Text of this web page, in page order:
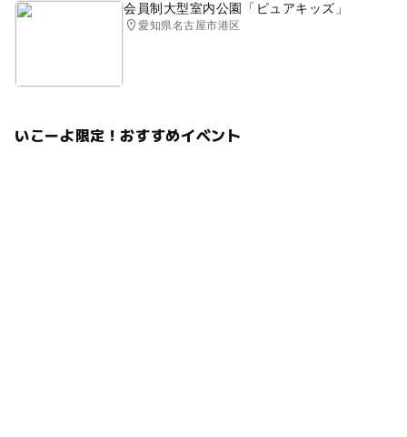
会員制大型室内公園「ピュアキッズ」
愛知県名古屋市港区
いこーよ限定！おすすめイベント